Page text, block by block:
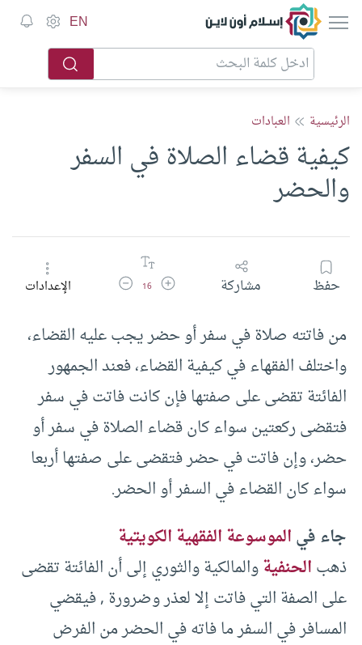
إسلام أون لاين EN
الرئيسية العبادات
كيفية قضاء الصلاة في السفر
والحضر
حفظ مشاركة زيادة حجم الخط
16 تقليل حجم الخطالإعدادات
من فاتته صلاة في سفر أو حضر يجب عليه القضاء،
واختلف الفقهاء في كيفية القضاء، فعند الجمهور
الفائتة تقضى على صفتها فإن كانت فاتت في سفر
فتقضى ركعتين سواء كان قضاء الصلاة في سفر أو
حضر، وإن فاتت في حضر فتقضى على صفتها أربعا
سواء كان القضاء في السفر أو الحضر.
جاء فيالموسوعة الفقهية الكويتية
ذهبالحنفيةوالمالكية والثوري إلى أن الفائتة تقضى
على الصفة التي فاتت إلا لعذر وضرورة , فيقضي
المسافر في السفر ما فاته في الحضر من الفرض